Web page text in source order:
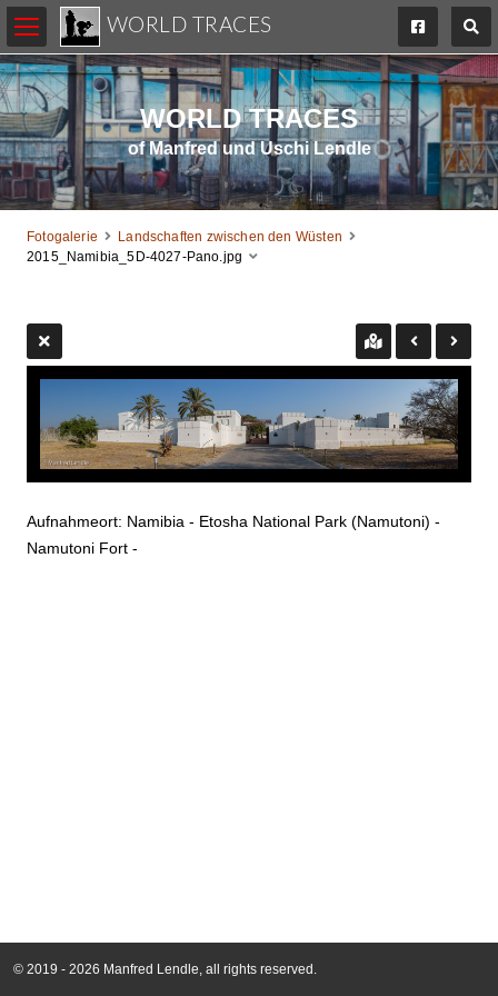
WORLD TRACES
of Manfred und Uschi Lendle
Fotogalerie
Landschaften zwischen den Wüsten
2015_Namibia_5D-4027-Pano.jpg
Aufnahmeort: Namibia - Etosha National Park (Namutoni) -
Namutoni Fort -
© 2019 - 2026 Manfred Lendle, all rights reserved.
WORLD TRACES